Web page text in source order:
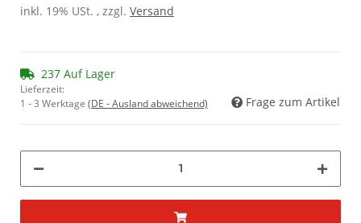
inkl. 19% USt. , zzgl. Versand
237 Auf Lager
Lieferzeit:
1 - 3 Werktage (DE - Ausland abweichend) Frage zum Artikel